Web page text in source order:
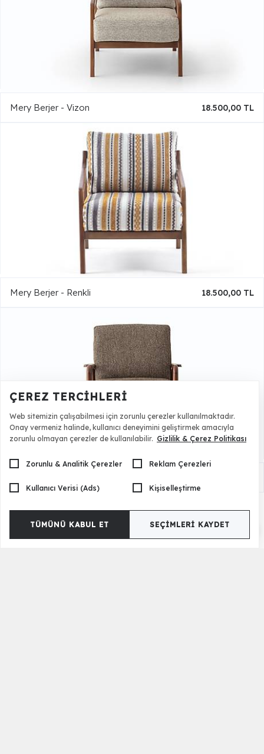
Mery Berjer - Vizon 18.500,00 TL
Mery Berjer - Renkli 18.500,00 TL
ÇEREZ TERCIHLERI
Web sitemizin çalışabilmesi için zorunlu çerezler kullanılmaktadır.
Onay vermeniz halinde, kullanıcı deneyimini geliştirmek amacıyla
zorunlu olmayan çerezler de kullanılabilir. Gizlilik & Çerez Politikası
Zorunlu & Analitik Çerezler Reklam Çerezleri
Kullanıcı Verisi (Ads) Kişiselleştirme
TÜMÜNÜ KABUL ET SEÇIMLERI KAYDET